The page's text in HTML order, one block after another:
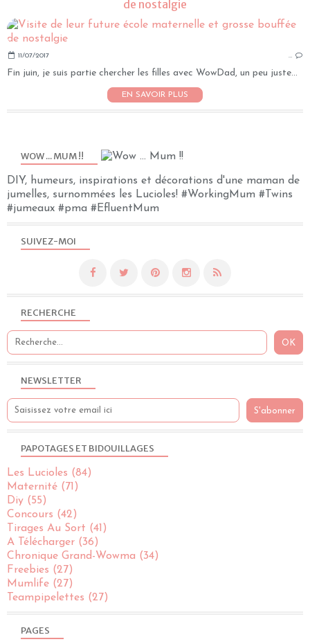
de nostalgie
11/07/2017 …
Fin juin, je suis partie chercher les filles avec WowDad, un peu juste...
EN SAVOIR PLUS
NEWSLETTER
SUIVEZ-MOI
RECHERCHE
WOW ... MUM !!
DIY, humeurs, inspirations et décorations d'une maman de
jumelles, surnommées les Lucioles! #WorkingMum #Twins
#jumeaux #pma #EfluentMum
PAGES
PAPOTAGES ET BIDOUILLAGES
Les Lucioles (84)
Maternité (71)
Diy (55)
Concours (42)
Tirages Au Sort (41)
A Télécharger (36)
Chronique Grand-Wowma (34)
Freebies (27)
Mumlife (27)
Teampipelettes (27)